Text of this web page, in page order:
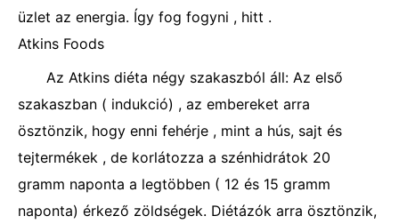
üzlet az energia. Így fog fogyni , hitt .
Atkins Foods
Az Atkins diéta négy szakaszból áll: Az első
szakaszban ( indukció) , az embereket arra
ösztönzik, hogy enni fehérje , mint a hús, sajt és
tejtermékek , de korlátozza a szénhidrátok 20
gramm naponta a legtöbben ( 12 és 15 gramm
naponta) érkező zöldségek. Diétázók arra ösztönzik,